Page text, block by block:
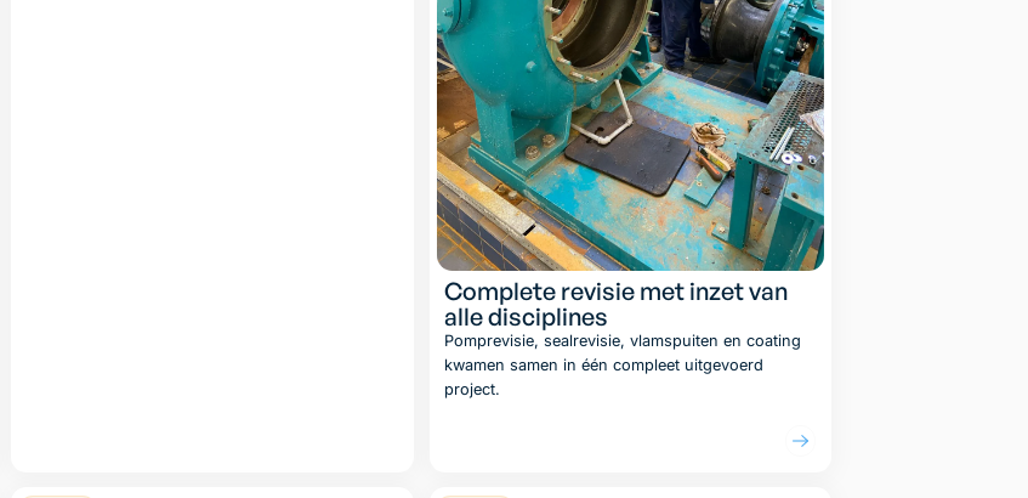
Complete revisie met inzet van
alle disciplines
Pomprevisie, sealrevisie, vlamspuiten en coating
kwamen samen in één compleet uitgevoerd
project.